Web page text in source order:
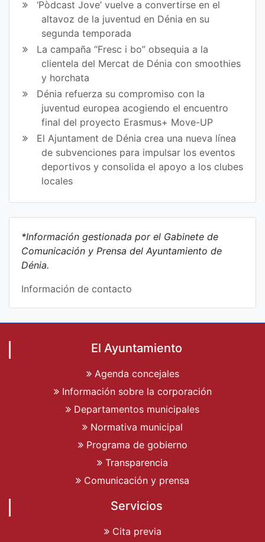
‘Pòdcast Jove’ vuelve a convertirse en el
altavoz de la juventud en Dénia en su
segunda temporada
La campaña “Fresc i bo” obsequia a la
clientela del Mercat de Dénia con smoothies
y horchata
Dénia refuerza su compromiso con la
juventud europea acogiendo el encuentro
final del proyecto Erasmus+ Move-UP
El Ajuntament de Dénia crea una nueva línea
de subvenciones para impulsar los eventos
deportivos y consolida el apoyo a los clubes
locales
*Información gestionada por el Gabinete de
Comunicación y Prensa del Ayuntamiento de
Dénia.
Información de contacto
El Ayuntamiento
Agenda concejales
Información sobre la corporación
Departamentos municipales
Normativa municipal
Programa de gobierno
Transparencia
Comunicación y prensa
Servicios
Cita previa